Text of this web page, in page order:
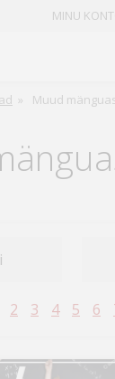
MINU
» Muud
2 3 4 5 6